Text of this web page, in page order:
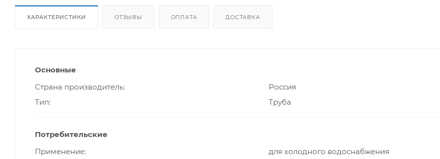
ХАРАКТЕРИСТИКИ ОТЗЫВЫ ОПЛАТА ДОСТАВКА
Основные
Страна производитель
Россия
Тип
Труба
Потребительские
Применение
для холодного водоснабжения